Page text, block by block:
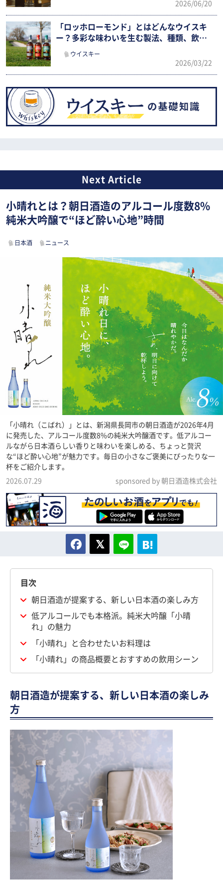
2026/06/20
「ロッホローモンド」とはどんなウイスキ
ー？多彩な味わいを生む製法、種類、飲み
方を徹底ガイド
ウイスキー
2026/03/22
小晴れとは？朝日酒造のアルコール度数8%
純米大吟醸で“ほど酔い心地”時間
日本酒 ニュース
「小晴れ（こばれ）」とは、新潟県長岡市の朝日酒造が2026年4月
に発売した、アルコール度数8%の純米大吟醸酒です。低アルコー
ルながら日本酒らしい香りと味わいを楽しめる、ちょっと贅沢
な“ほど酔い心地”が魅力です。毎日の小さなご褒美にぴったりな一
杯をご紹介します。
2026.07.29
sponsored by 朝日酒造株式会社
目次
朝日酒造が提案する、新しい日本酒の楽しみ方
低アルコールでも本格派。純米大吟醸「小晴
れ」の魅力
「小晴れ」と合わせたいお料理は
「小晴れ」の商品概要とおすすめの飲用シーン
朝日酒造が提案する、新しい日本酒の楽しみ
方